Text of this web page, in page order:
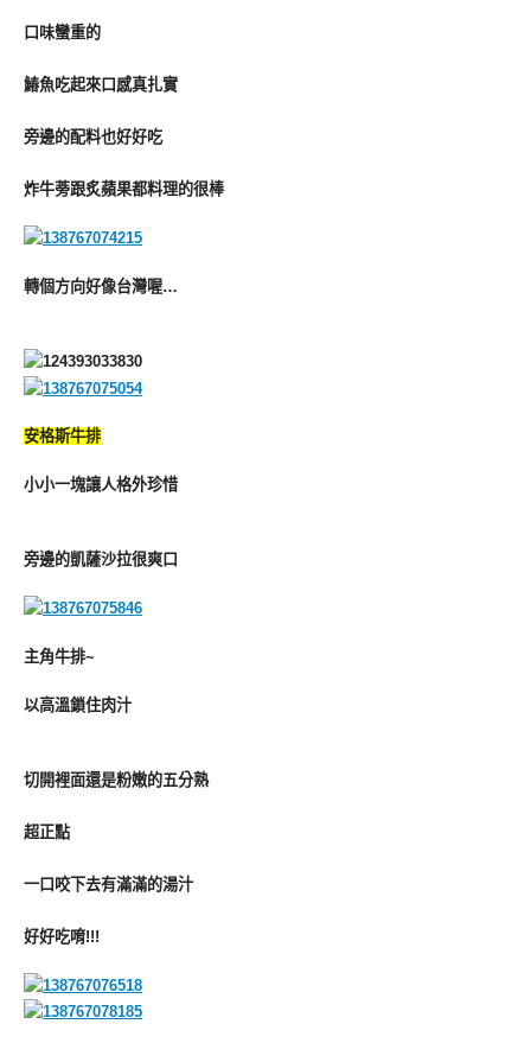
口味蠻重的
鰆魚吃起來口感真扎實
旁邊的配料也好好吃
炸牛蒡跟炙蘋果都料理的很棒
轉個方向好像台灣喔…
安格斯牛排
小小一塊讓人格外珍惜
旁邊的凱薩沙拉很爽口
主角牛排~
以高溫鎖住肉汁
切開裡面還是粉嫩的五分熟
超正點
一口咬下去有滿滿的湯汁
好好吃唷!!!